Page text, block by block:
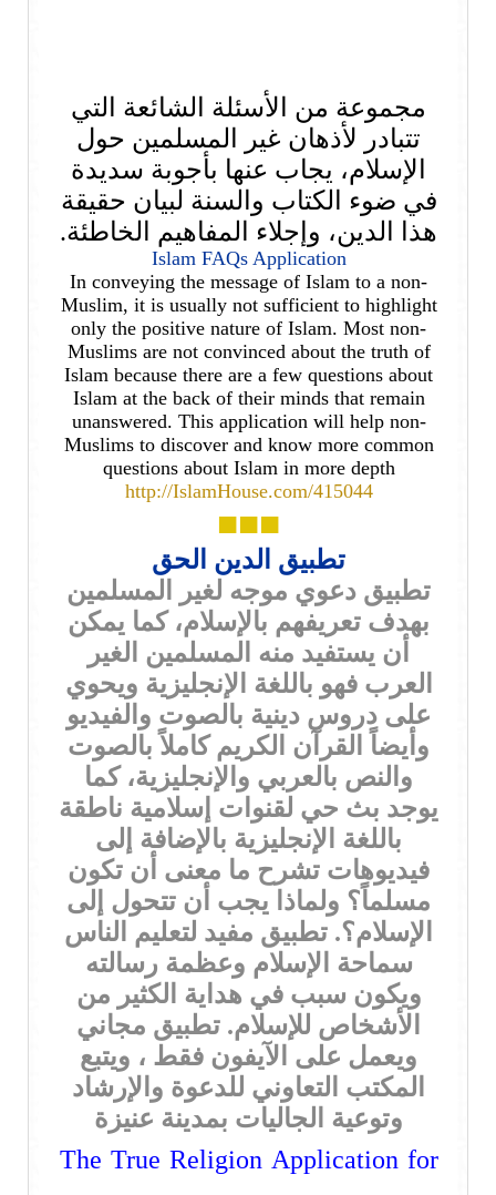
مجموعة من الأسئلة الشائعة التي
تتبادر لأذهان غير المسلمين حول
الإسلام، يجاب عنها بأجوبة سديدة
في ضوء الكتاب والسنة لبيان حقيقة
هذا الدين، وإجلاء المفاهيم الخاطئة.
Islam FAQs Application
In conveying the message of Islam to a non-
Muslim, it is usually not sufficient to highlight
only the positive nature of Islam. Most non-
Muslims are not convinced about the truth of
Islam because there are a few questions about
Islam at the back of their minds that remain
unanswered. This application will help non-
Muslims to discover and know more common
questions about Islam in more depth
http://IslamHouse.com/415044
■■■
تطبيق الدين الحق
تطبيق دعوي موجه لغير المسلمين
بهدف تعريفهم بالإسلام، كما يمكن
أن يستفيد منه المسلمين الغير
العرب فهو باللغة الإنجليزية ويحوي
على دروس دينية بالصوت والفيديو
وأيضاً القرآن الكريم كاملاً بالصوت
والنص بالعربي والإنجليزية، كما
يوجد بث حي لقنوات إسلامية ناطقة
باللغة الإنجليزية بالإضافة إلى
فيديوهات تشرح ما معنى أن تكون
مسلماً؟ ولماذا يجب أن تتحول إلى
الإسلام؟. تطبيق مفيد لتعليم الناس
سماحة الإسلام وعظمة رسالته
ويكون سبب في هداية الكثير من
الأشخاص للإسلام. تطبيق مجاني
ويعمل على الآيفون فقط ، ويتبع
المكتب التعاوني للدعوة والإرشاد
وتوعية الجاليات بمدينة عنيزة
The True Religion Application for